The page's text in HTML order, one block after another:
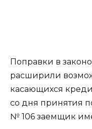
Поправки в
расширили
касающихся
со дня принятия
№ 106 заемщик